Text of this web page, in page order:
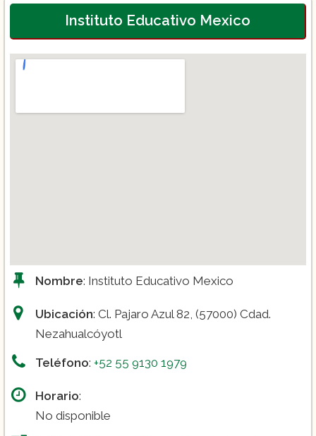
Instituto Educativo Mexico
Nombre: Instituto Educativo Mexico
Ubicación: Cl. Pajaro Azul 82, (57000) Cdad.
Nezahualcóyotl
Teléfono: +52 55 9130 1979
Horario:
No disponible